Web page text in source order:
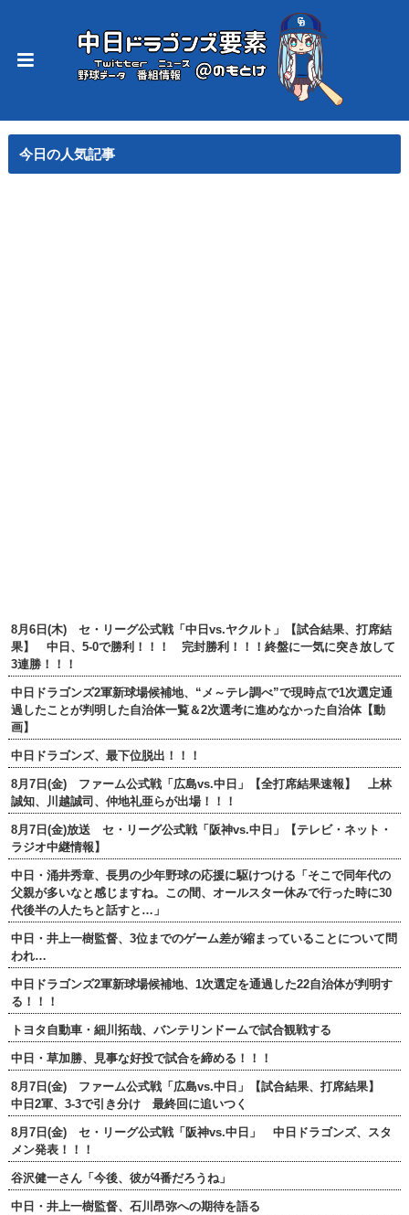
今日の人気記事
8月6日(木) セ・リーグ公式戦「中日vs.ヤクルト」【試合結果、打席結
果】 中日、5-0で勝利！！！ 完封勝利！！！終盤に一気に突き放して
3連勝！！！
中日ドラゴンズ2軍新球場候補地、“メ～テレ調べ”で現時点で1次選定通
過したことが判明した自治体一覧＆2次選考に進めなかった自治体【動
画】
中日ドラゴンズ、最下位脱出！！！
8月7日(金) ファーム公式戦「広島vs.中日」【全打席結果速報】 上林
誠知、川越誠司、仲地礼亜らが出場！！！
8月7日(金)放送 セ・リーグ公式戦「阪神vs.中日」【テレビ・ネット・
ラジオ中継情報】
中日・涌井秀章、長男の少年野球の応援に駆けつける「そこで同年代の
父親が多いなと感じますね。この間、オールスター休みで行った時に30
代後半の人たちと話すと…」
中日・井上一樹監督、3位までのゲーム差が縮まっていることについて問
われ…
中日ドラゴンズ2軍新球場候補地、1次選定を通過した22自治体が判明す
る！！！
トヨタ自動車・細川拓哉、バンテリンドームで試合観戦する
中日・草加勝、見事な好投で試合を締める！！！
8月7日(金) ファーム公式戦「広島vs.中日」【試合結果、打席結果】
中日2軍、3-3で引き分け 最終回に追いつく
8月7日(金) セ・リーグ公式戦「阪神vs.中日」 中日ドラゴンズ、スタ
メン発表！！！
谷沢健一さん「今後、彼が4番だろうね」
中日・井上一樹監督、石川昂弥への期待を語る